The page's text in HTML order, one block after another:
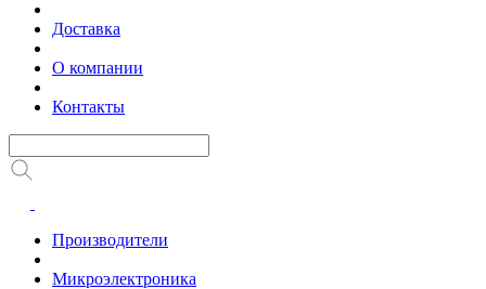
Доставка
О компании
Контакты
Производители
Микроэлектроника